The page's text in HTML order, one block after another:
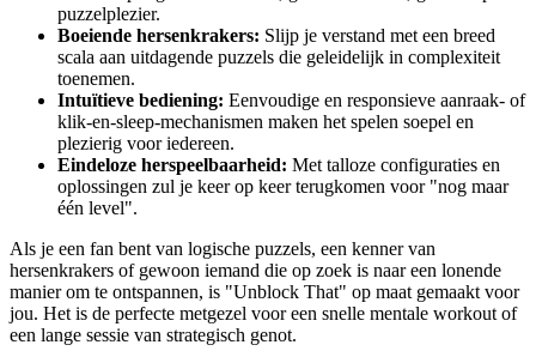
puzzelplezier.
Boeiende hersenkrakers: Slijp je verstand met een breed
scala aan uitdagende puzzels die geleidelijk in complexiteit
toenemen.
Intuïtieve bediening: Eenvoudige en responsieve aanraak- of
klik-en-sleep-mechanismen maken het spelen soepel en
plezierig voor iedereen.
Eindeloze herspeelbaarheid: Met talloze configuraties en
oplossingen zul je keer op keer terugkomen voor "nog maar
één level".
Als je een fan bent van logische puzzels, een kenner van
hersenkrakers of gewoon iemand die op zoek is naar een lonende
manier om te ontspannen, is "Unblock That" op maat gemaakt voor
jou. Het is de perfecte metgezel voor een snelle mentale workout of
een lange sessie van strategisch genot.